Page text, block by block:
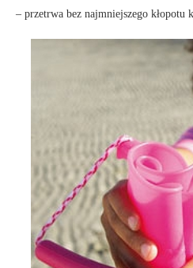
– przetrwa bez najmniejszego kłopotu